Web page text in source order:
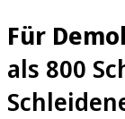
Für
als 800